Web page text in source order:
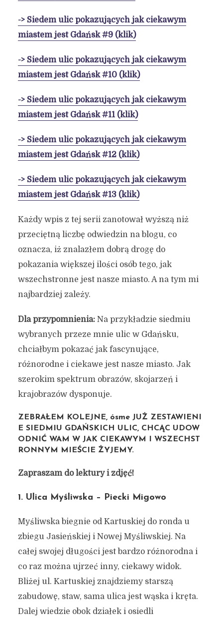
-> Siedem ulic pokazujących jak ciekawym
miastem jest Gdańsk #9 (klik)
-> Siedem ulic pokazujących jak ciekawym
miastem jest Gdańsk #10 (klik)
-> Siedem ulic pokazujących jak ciekawym
miastem jest Gdańsk #11 (klik)
-> Siedem ulic pokazujących jak ciekawym
miastem jest Gdańsk #12 (klik)
-> Siedem ulic pokazujących jak ciekawym
miastem jest Gdańsk #13 (klik)
Każdy wpis z tej serii zanotował wyższą niż
przeciętną liczbę odwiedzin na blogu, co
oznacza, iż znalazłem dobrą drogę do
pokazania większej ilości osób tego, jak
wszechstronne jest nasze miasto. A na tym mi
najbardziej zależy.
Dla przypomnienia:Na przykładzie siedmiu
wybranych przeze mnie ulic w Gdańsku,
chciałbym pokazać jak fascynujące,
różnorodne i ciekawe jest nasze miasto. Jak
szerokim spektrum obrazów, skojarzeń i
krajobrazów dysponuje.
ZEBRAŁEM KOLEJNE, ósme JUŻ ZESTAWIENI
E SIEDMIU GDAŃSKICH ULIC, CHCĄC UDOW
ODNIĆ WAM W JAK CIEKAWYM I WSZECHST
RONNYM MIEŚCIE ŻYJEMY.
Zapraszam do lektury i zdjęć!
1. Ulica Myśliwska – Piecki Migowo
Myśliwska biegnie od Kartuskiej do ronda u
zbiegu Jasieńskiej i Nowej Myśliwskiej. Na
całej swojej długości jest bardzo różnorodna i
co raz można ujrzeć inny, ciekawy widok.
Bliżej ul. Kartuskiej znajdziemy starszą
zabudowę, staw, sama ulica jest wąska i kręta.
Dalej wiedzie obok działek i osiedli